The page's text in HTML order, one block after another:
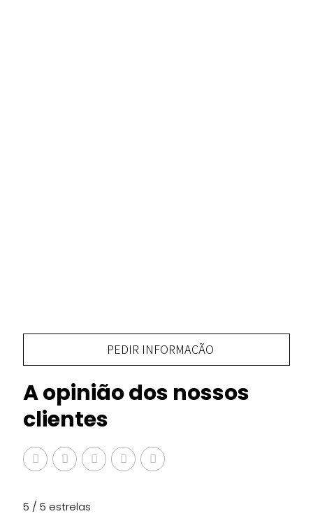
PEDIR INFORMAÇÃO
A opinião dos nossos
clientes
5 / 5 estrelas